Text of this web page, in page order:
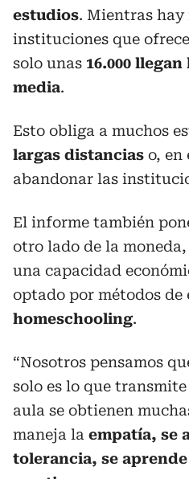
estudios. Mientras hay
instituciones que
solo unas 16.000
media.
Esto obliga a muchos
largas distancias o, en
abandonar las
El informe también
otro lado de la
una capacidad
optado por métodos de
homeschooling.
“Nosotros pensamos
solo es lo que
aula se obtienen
maneja la empatía, se
tolerancia, se